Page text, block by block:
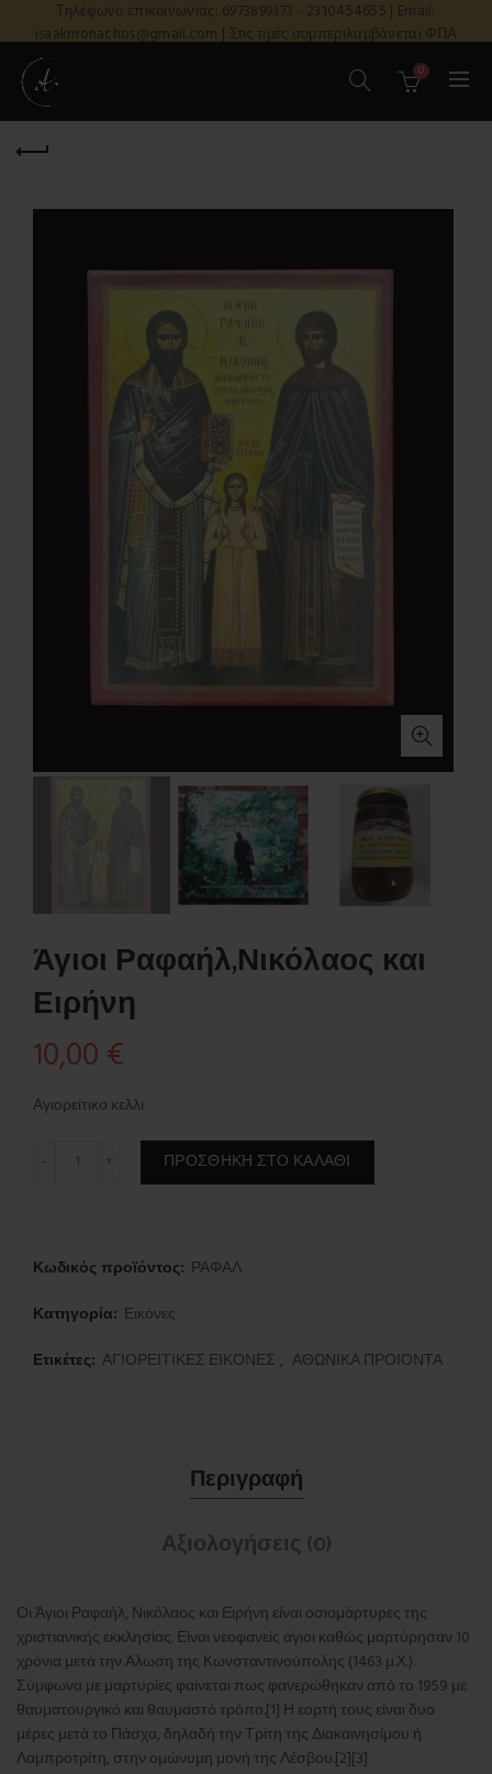
Τηλέφωνο επικοινωνίας: 6973899373 - 2310454655 | Email:
isaakmonachos@gmail.com | Στις τιμές συμπεριλαμβάνεται ΦΠΑ
0
Άγιοι Ραφαήλ,Νικόλαος και
Ειρήνη
10,00 €
Αγιορείτικο κελλι
Άγιοι Ραφαήλ,Νικόλαος και Ειρήνη ποσότητα
ΠΡΟΣΘΉΚΗ ΣΤΟ ΚΑΛΆΘΙ
Κωδικός προϊόντος: ΡΑΦΑΛ
Κατηγορία: Εικόνες
Ετικέτες: ΑΓΙΟΡΕΙΤΙΚΕΣ ΕΙΚΟΝΕΣ , ΑΘΩΝΙΚΑ ΠΡΟΙΟΝΤΑ
Περιγραφή
Αξιολογήσεις (0)
Οι Άγιοι Ραφαήλ, Νικόλαος και Ειρήνη είναι οσιομάρτυρες της
χριστιανικής εκκλησίας. Είναι νεοφανείς άγιοι καθώς μαρτύρησαν 10
χρόνια μετά την Άλωση της Κωνσταντινούπολης (1463 μ.Χ.).
Σύμφωνα με μαρτυρίες φαίνεται πως φανερώθηκαν από το 1959 με
θαυματουργικό και θαυμαστό τρόπο.[1] Η εορτή τους είναι δυο
μέρες μετά το Πάσχα, δηλαδή την Τρίτη της Διακαινησίμου ή
Λαμπροτρίτη, στην ομώνυμη μονή της Λέσβου.[2][3]